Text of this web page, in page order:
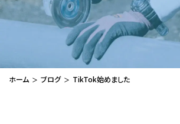
ホーム ブログ TikTok始めました